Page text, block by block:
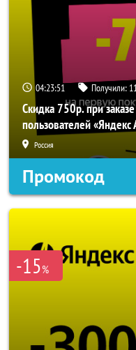
04:23:50 Получили:
Скидка 750р. при
пользователей
Россия
Промокод
-15%